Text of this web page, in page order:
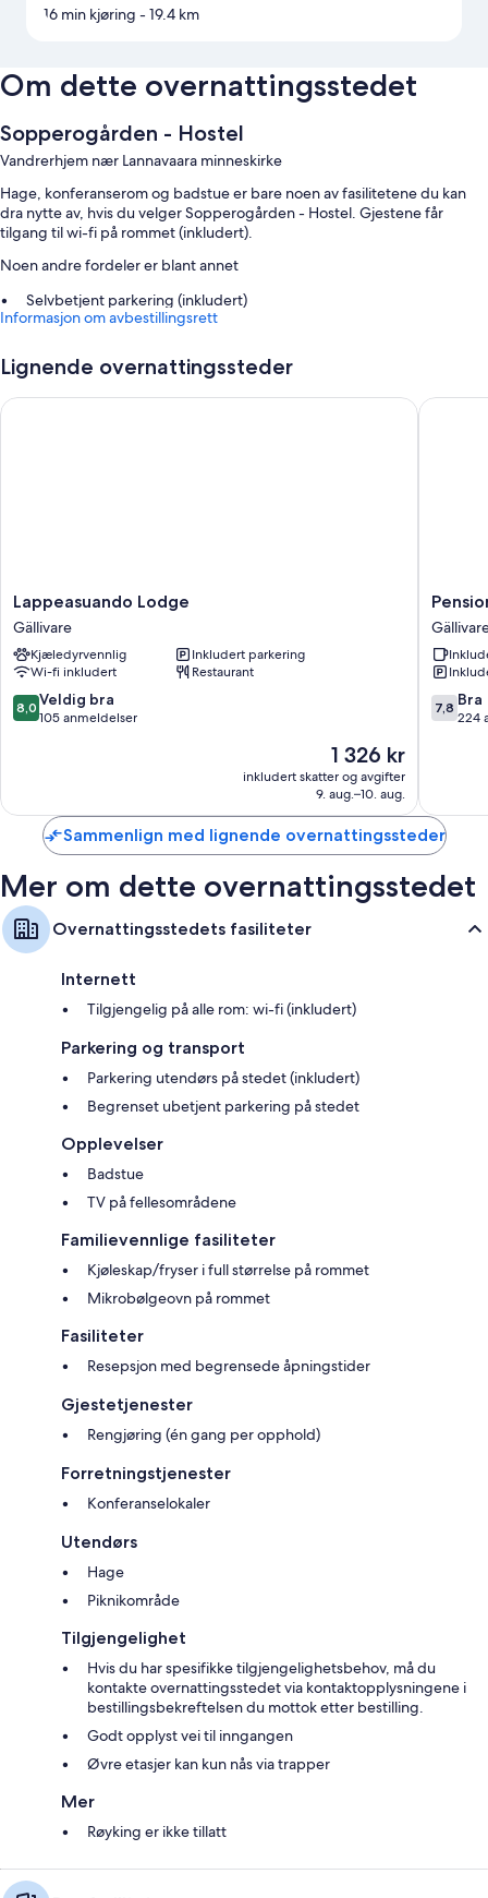
16 min kjøring - 19.4 km
Om dette overnattingsstedet
Sopperogården - Hostel
Vandrerhjem nær Lannavaara minneskirke
Hage, konferanserom og badstue er bare noen av fasilitetene du kan
dra nytte av, hvis du velger Sopperogården - Hostel. Gjestene får
tilgang til wi-fi på rommet (inkludert).
Noen andre fordeler er blant annet
Selvbetjent parkering (inkludert)
TV i lobbyen og røykfritt område
Romfasiliteter
Alle gjesterommene på Sopperogården - Hostel kan friste med
Informasjon om avbestillingsrett
Lignende overnattingssteder
Lappeasuando
Lodge
Gällivare
Lappeasuando Lodge
Gällivare
Kjæledyrvennlig
Inkludert parkering
Wi-fi inkludert
Restaurant
8.0
av
anmeldelser
8,0 Veldig bra
105 anmeldelser
Prisen
er
1 326 kr
1 326 kr
inkludert skatter og avgifter
9. aug.–10. aug.
Lappeasuando Lodge
Gällivare
7.8
av
7,8 Bra
224
Sammenlign med lignende overnattingssteder
Mer om dette overnattingsstedet
Overnattingsstedets fasiliteter
Internett
Tilgjengelig på alle rom: wi-fi (inkludert)
Parkering og transport
Parkering utendørs på stedet (inkludert)
Begrenset ubetjent parkering på stedet
Opplevelser
Badstue
TV på fellesområdene
Familievennlige fasiliteter
Kjøleskap/fryser i full størrelse på rommet
Mikrobølgeovn på rommet
Fasiliteter
Resepsjon med begrensede åpningstider
Gjestetjenester
Rengjøring (én gang per opphold)
Forretningstjenester
Konferanselokaler
Utendørs
Hage
Piknikområde
Tilgjengelighet
Hvis du har spesifikke tilgjengelighetsbehov, må du
kontakte overnattingsstedet via kontaktopplysningene i
bestillingsbekreftelsen du mottok etter bestilling.
Godt opplyst vei til inngangen
Øvre etasjer kan kun nås via trapper
Mer
Røyking er ikke tillatt